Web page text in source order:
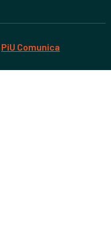
PiU Comunica